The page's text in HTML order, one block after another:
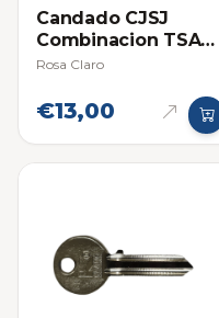
Candado CJSJ
Combinacion TSA
4 Diales
Rosa Claro
€13,00